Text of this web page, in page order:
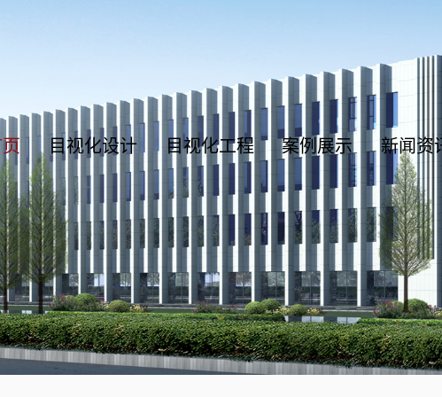
目视化设计 目视化工程 案例展示 新闻资